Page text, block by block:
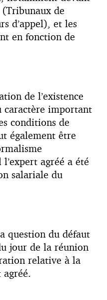
de
d’appel), et les
en fonction de
de l’existence
caractère important
conditions de
également être
agréé a été
salariale du
question du défaut
jour de la réunion
relative à la
agréé.